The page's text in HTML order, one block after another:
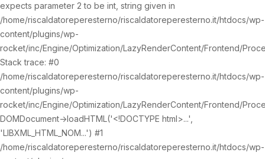
expects parameter 2 to be int, string given in
/home/riscaldatoreperesterno/riscaldatoreperesterno.it/htdocs/wp-
content/plugins/wp-
rocket/inc/Engine/Optimization/LazyRenderContent/Frontend/
Stack trace: #0
/home/riscaldatoreperesterno/riscaldatoreperesterno.it/htdocs/wp-
content/plugins/wp-
rocket/inc/Engine/Optimization/LazyRenderContent/Frontend/
DOMDocument->loadHTML('<!DOCTYPE html>...',
'LIBXML_HTML_NOM...') #1
/home/riscaldatoreperesterno/riscaldatoreperesterno.it/htdocs/wp-